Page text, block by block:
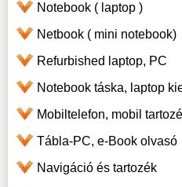
Notebook ( laptop )
Netbook ( mini notebook)
Refurbished laptop, PC
Notebook táska, laptop
Mobiltelefon, mobil
Tábla-PC, e-Book olvasó
Navigáció és tartozék